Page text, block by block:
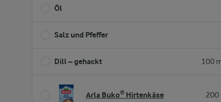
Öl
Salz und Pfeffer
Dill – gehackt 100
Arla Buko® Hirtenkäse 200